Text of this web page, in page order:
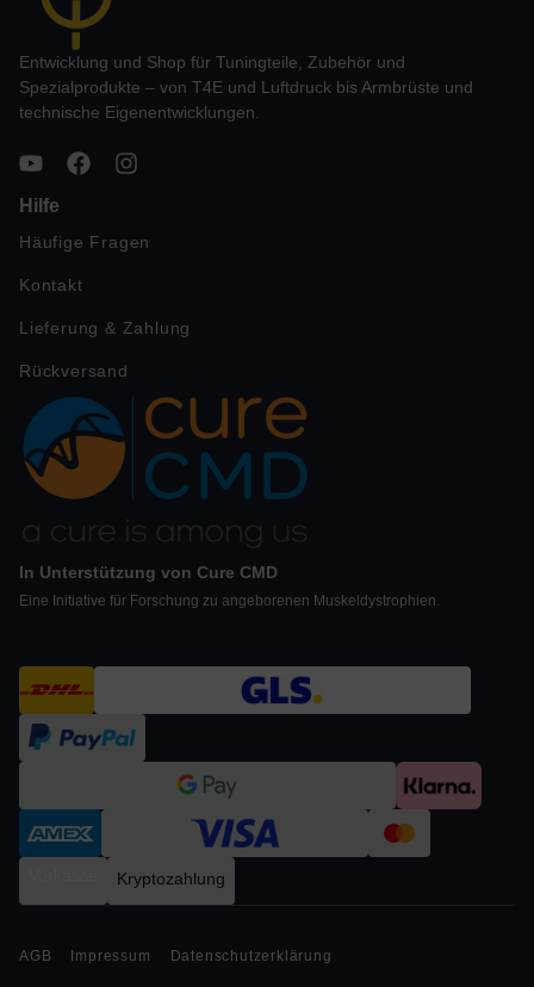
Entwicklung und Shop für Tuningteile, Zubehör und
Spezialprodukte – von T4E und Luftdruck bis Armbrüste und
technische Eigenentwicklungen.
Hilfe
Häufige Fragen
Kontakt
Lieferung & Zahlung
Rückversand
In Unterstützung von Cure CMD
Eine Initiative für Forschung zu angeborenen Muskeldystrophien.
Kryptozahlung
AGB Impressum Datenschutzerklärung